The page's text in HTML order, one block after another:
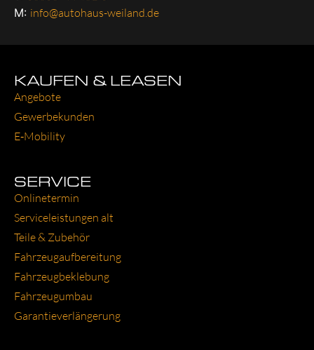
M: info@autohaus-weiland.de
KAUFEN & LEASEN
Ange­bo­te
Gewer­be­kun­den
E‑Mobility
SERVICE
Online­ter­min
Ser­vice­leis­tun­gen alt
Tei­le & Zube­hör
Fahr­zeug­auf­be­rei­tung
Fahr­zeug­be­kle­bung
Fahr­zeug­um­bau
Garantie­verlängerung